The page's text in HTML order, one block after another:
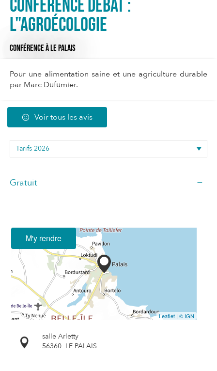
Conférence débat :
l"agroécologie
CONFÉRENCEÀ LE PALAIS
Pour une alimentation saine et une agriculture durable
par Marc Dufumier.
Voir tous les avis
Gratuit —
M'y rendre
Leaflet | © IGN
salle Arletty
56360 LE PALAIS